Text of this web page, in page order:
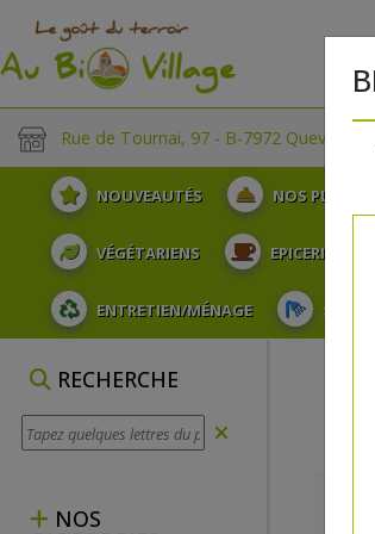
Rue de Tournai, 97 - B-7972
NOUVEAUTÉS NOS
VÉGÉTARIENS EPICERIE
ENTRETIEN/MÉNAGE SOINS
RECHERCHE
NOS